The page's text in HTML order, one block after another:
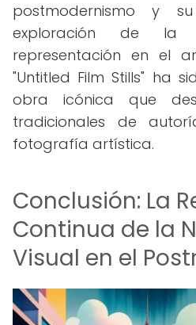
postmodernismo y
exploración de
representación en el
"Untitled Film Stills" ha
obra icónica que
tradicionales de
fotografía artística.
Conclusión: La
Continua de la
Visual en el